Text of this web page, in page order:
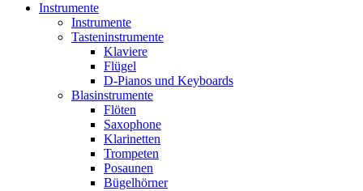
Instrumente
Instrumente
Tasteninstrumente
Klaviere
Flügel
D-Pianos und Keyboards
Blasinstrumente
Flöten
Saxophone
Klarinetten
Trompeten
Posaunen
Bügelhörner